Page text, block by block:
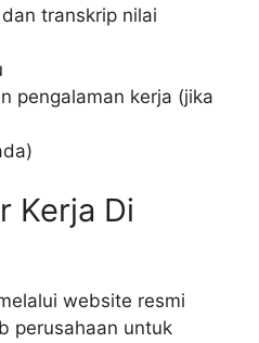
transkrip nilai
pengalaman kerja (jika
Kerja Di
website resmi
perusahaan untuk